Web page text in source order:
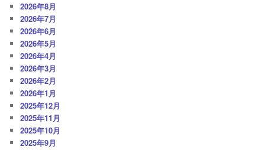
ー
シ
ョ
ン
2026年8月
2026年7月
2026年6月
2026年5月
2026年4月
2026年3月
2026年2月
2026年1月
2025年12月
2025年11月
2025年10月
2025年9月